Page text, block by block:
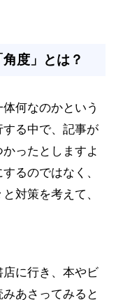
度」とは？
何なのかという
る中で、記事が
ったとしますよ
るのではなく、
対策を考えて、
に行き、本やビ
あさってみると